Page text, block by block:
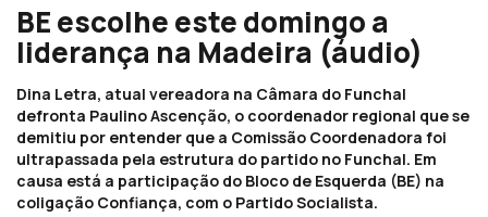
BE escolhe este domingo a
liderança na Madeira (áudio)
Dina Letra, atual vereadora na Câmara do Funchal
defronta Paulino Ascenção, o coordenador regional que se
demitiu por entender que a Comissão Coordenadora foi
ultrapassada pela estrutura do partido no Funchal. Em
causa está a participação do Bloco de Esquerda (BE) na
coligação Confiança, com o Partido Socialista.